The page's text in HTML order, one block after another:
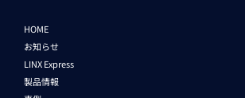
HOME
お知らせ
LINX Express
製品情報